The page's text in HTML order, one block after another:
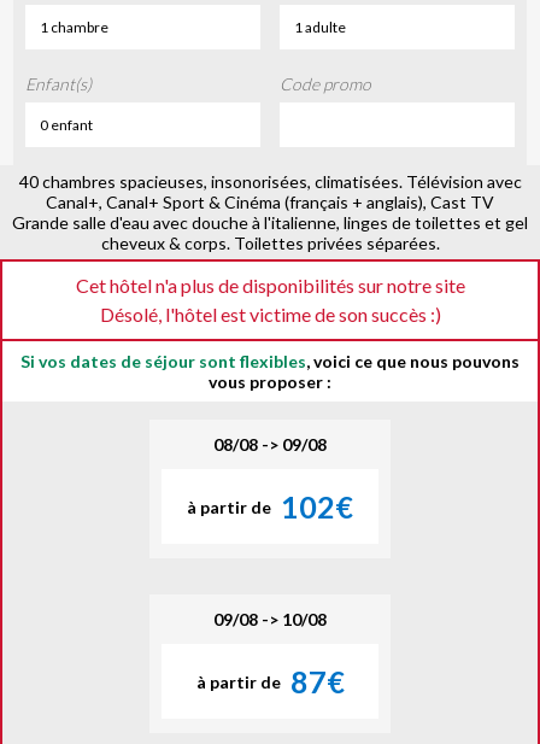
1 chambre 1 adulte
Enfant(s)
0 enfant
Code promo
40 chambres spacieuses, insonorisées, climatisées. Télévision avec
Canal+, Canal+ Sport & Cinéma (français + anglais), Cast TV
Grande salle d'eau avec douche à l'italienne, linges de toilettes et gel
cheveux & corps. Toilettes privées séparées.
Cet hôtel n'a plus de disponibilités sur notre site
Désolé, l'hôtel est victime de son succès :)
Si vos dates de séjour sont flexibles, voici ce que nous pouvons
vous proposer :
08/08 -> 09/08
à partir de 102€
09/08 -> 10/08
à partir de 87€